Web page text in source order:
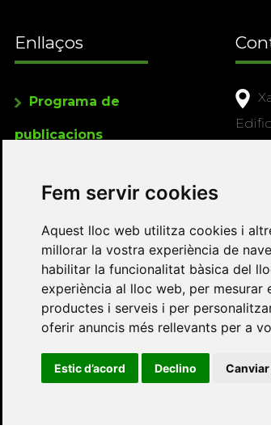
Fem servir cookies
Aquest lloc web utilitza cookies i
millorar la vostra experiència de
habilitar la funcionalitat bàsica del
experiència al lloc web, per mesurar
productes i serveis i per
oferir anuncis més rellevants per a
Estic d’acord Declino
Enllaços
Programa de
publicacions
Twitter
de